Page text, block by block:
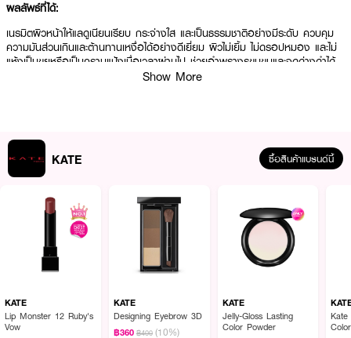
ผลลัพธ์ที่ได้:
เนรมิตผิวหน้าให้แลดูเนียนเรียบ กระจ่างใส และเป็นธรรมชาติอย่างมีระดับ ควบคุม
ความมันส่วนเกินและต้านทานเหงื่อได้อย่างดีเยี่ยม ผิวไม่เยิ้ม ไม่ดรอปหมอง และไม่
แห้งเป็นขุยหรือเป็นคราบแป้งเมื่อเวลาผ่านไป ช่วยอำพรางรูขุมขนและจุดด่างดำได้
อย่างเนียนสนิท คงความสดใสของเมคอัพให้ดูราวกับเพิ่งแต่งหน้าเสร็จใหม่ๆ
● Liquid-to-Smooth Transformation: เนื้อลิควิดบางเบาเกลี่ยง่ายลื่นผิว ซึ่งจะ
เปลี่ยนเป็นชั้นฟิล์มแป้งเนื้อเนียนละมุนยึดเกาะผิวทันที ช่วยประหยัดเวลาในการเซ็ต
แป้งพัฟตาม
ผสานเทคโนโลยีการยึดเกาะผิวสูง (High Adherence) ล็อกผิวให้สวยเป๊ะยาวนาน
● Anti-Dullness Color Design: การออกแบบเม็ดสีสิทธิเฉพาะของ KATE ที่ช่วย
กระจายแสงเพื่อลบเลือนความโทรมหมองคล้ำ บูสความไบรท์ให้ผิวดูใสเป็นธรรมชาติ
การอุดตันของรูขุมขนซึ่งเป็นสาเหตุหลักของการเกิดสิว พร้อมเติมความชุ่มชื้นไม่ให้
ผิวแห้งตึงด้วยโซเดียม ไฮยาลูโรเนต (Sodium Hyaluronate)
Show More
KATE ซื้อสินค้าแบรนด์นี้
KATE
Lip Monster 12 Ruby's
Vow
KATE
Designing Eyebrow 3D
฿360 ฿400 (10%)
KATE
Jelly-Gloss Lasting
Color Powder